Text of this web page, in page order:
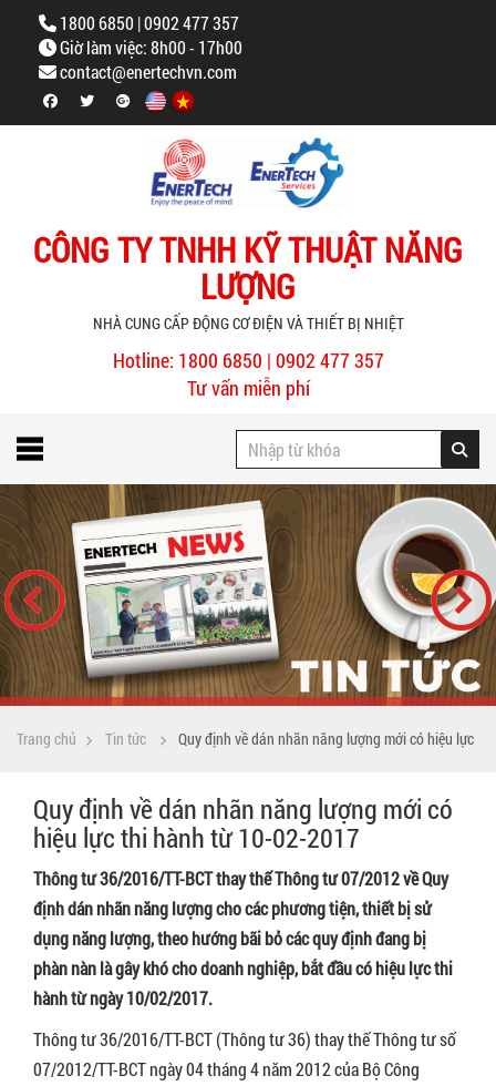
1800 6850 | 0902 477 357
Giờ làm việc: 8h00 - 17h00
contact@enertechvn.com
CÔNG TY TNHH KỸ THUẬT NĂNG
LƯỢNG
NHÀ CUNG CẤP ĐỘNG CƠ ĐIỆN VÀ THIẾT BỊ NHIỆT
Hotline: 1800 6850 | 0902 477 357
Tư vấn miễn phí
Trang chủ Tin tức Quy định về dán nhãn năng lượng mới có hiệu lực
thi hành từ 10-02-2017
Quy định về dán nhãn năng lượng mới có
hiệu lực thi hành từ 10-02-2017
Thông tư 36/2016/TT-BCT thay thế Thông tư 07/2012 về Quy
định dán nhãn năng lượng cho các phương tiện, thiết bị sử
dụng năng lượng, theo hướng bãi bỏ các quy định đang bị
phàn nàn là gây khó cho doanh nghiệp, bắt đầu có hiệu lực thi
hành từ ngày 10/02/2017.
Thông tư 36/2016/TT-BCT (Thông tư 36) thay thế Thông tư số
07/2012/TT-BCT ngày 04 tháng 4 năm 2012 của Bộ Công